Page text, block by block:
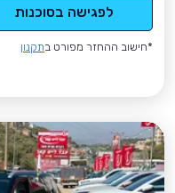
לפגישה בסוכנות
*חישוב ההחזר מפורט בתקנון